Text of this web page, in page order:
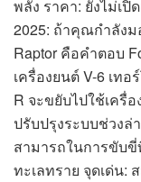
พลัง ราคา: ยังไม่เปิ
2025: ถ้าคุณกำลังม
Raptor คือคำตอบ
เครื่องยนต์ V-6 เท
R จะขยับไปใช้เครื่
ปรับปรุงระบบช่วงล่
สามารถในการขับขี่
ทะเลทราย จุดเด่น: